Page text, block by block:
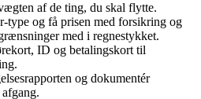
af de ting, du skal flytte.
og få prisen med forsikring og
med i regnestykket.
ID og betalingskort til
og dokumentér